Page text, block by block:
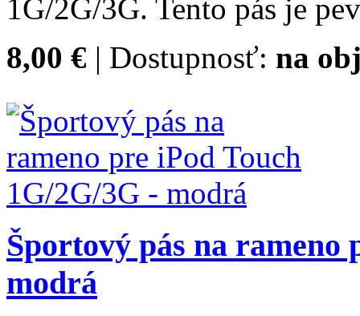
1G/2G/3G. Tento pás je
8,00 € | Dostupnosť: na
Športový pás na rameno
modrá